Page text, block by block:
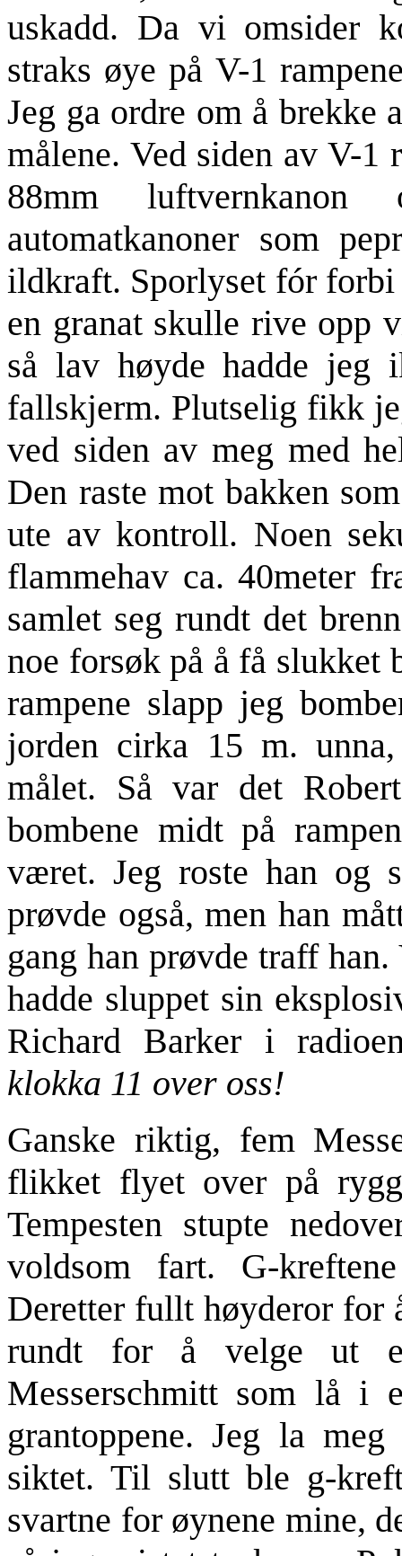
uskadd. Da vi omsider
straks øye på V-1
Jeg ga ordre om å brekke
målene. Ved siden av V-1
88mm
automatkanoner som
ildkraft. Sporlyset fór forbi
en granat skulle rive opp
så lav høyde hadde
fallskjerm. Plutselig fikk
ved siden av meg med
Den raste mot bakken
ute av kontroll. Noen
flammehav ca. 40meter
samlet seg rundt det
noe forsøk på å få slukket
rampene slapp jeg
jorden cirka 15 m.
målet. Så var det
bombene midt på
været. Jeg roste han og
prøvde også, men han
gang han prøvde traff
hadde sluppet sin
Richard Barker i
klokka 11 over oss!
Ganske riktig, fem
flikket flyet over på
Tempesten stupte
voldsom fart. G-
Deretter fullt høyderor for
rundt for å velge ut
Messerschmitt som lå i
grantoppene. Jeg la
siktet. Til slutt ble g-
svartne for øynene mine,